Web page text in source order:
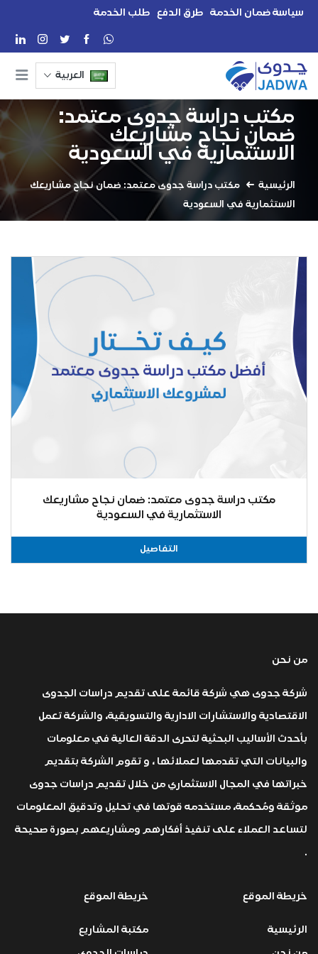
سياسة ضمان الخدمة طرق الدفع طلب الخدمة
العربية
مكتب دراسة جدوى معتمد:
ضمان نجاح مشاريعك
الاستثمارية في السعودية
الرئيسية
مكتب دراسة جدوى معتمد: ضمان نجاح مشاريعك
الاستثمارية في السعودية
مكتب دراسة جدوى معتمد: ضمان نجاح مشاريعك
الاستثمارية في السعودية
التفاصيل
من نحن
شركة جدوى هي شركة قائمة على تقديم دراسات الجدوى
الاقتصادية والاستشارات الادارية والتسويقية، والشركة تعمل
بأحدث الأساليب البحثية لتحرى الدقة العالية في معلومات
والبيانات التي تقدمها لعملائها ، و تقوم الشركة بتقديم
خبراتها في المجال الاستثماري من خلال تقديم دراسات جدوى
موثقة ومُحكمة، مستخدمه قوتها في تحليل وتدقيق المعلومات
لتساعد العملاء على تنفيذ أفكارهم ومشاريعهم بصورة صحيحة
.
خريطة الموقع
الرئيسية
خريطة الموقع
مكتبة المشاريع